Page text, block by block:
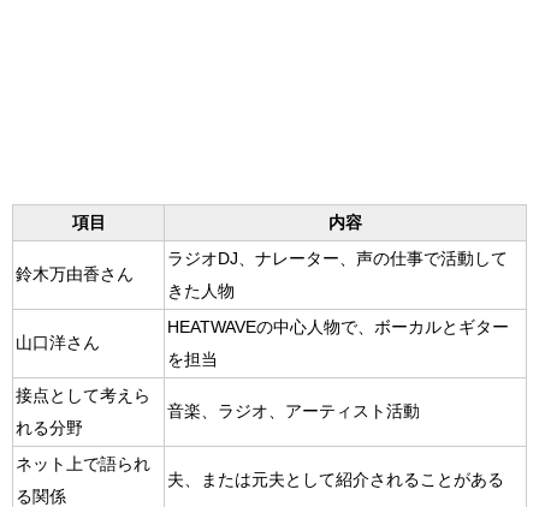
項目 内容
鈴木万由香さん
ラジオDJ、ナレーター、声の仕事で活動して
きた人物
山口洋さん
HEATWAVEの中心人物で、ボーカルとギター
を担当
接点として考えら
れる分野
音楽、ラジオ、アーティスト活動
ネット上で語られ
る関係
夫、または元夫として紹介されることがある